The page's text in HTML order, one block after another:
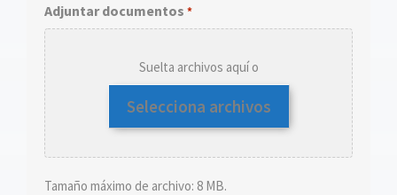
Adjuntar documentos *
Suelta archivos aquí o
Selecciona archivos
Tamaño máximo de archivo: 8 MB.